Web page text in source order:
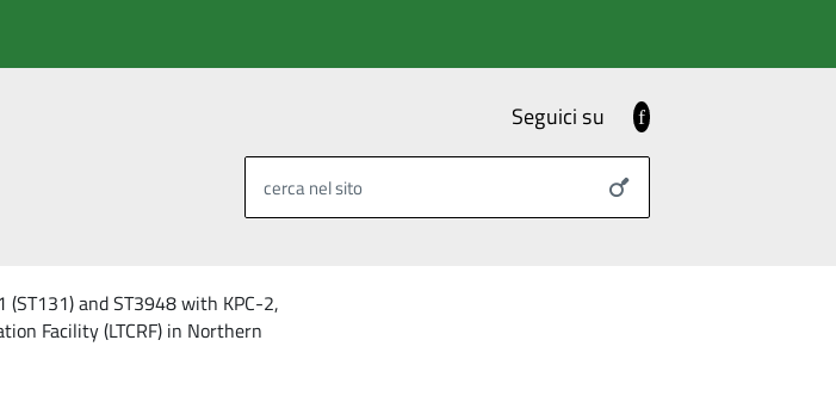
Seguici su
cerca nel sito
(ST131) and ST3948 with KPC-2,
Facility (LTCRF) in Northern